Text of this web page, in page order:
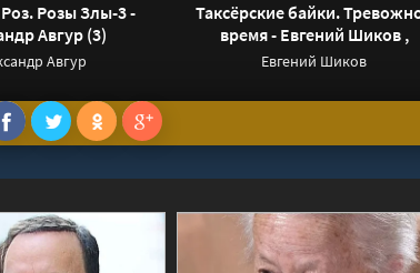
Розы Злы-3 -
Авгур (3)
Авгур
Таксёрские байки.
время - Евгений Шиков ,
Тревожная До
Евгений Шиков